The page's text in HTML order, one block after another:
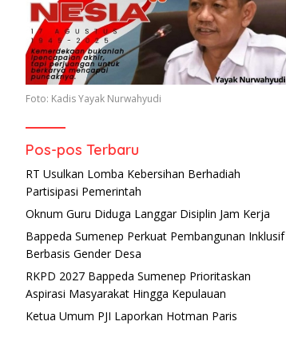
Foto: Kadis Yayak Nurwahyudi
Pos-pos Terbaru
RT Usulkan Lomba Kebersihan Berhadiah
Partisipasi Pemerintah
Oknum Guru Diduga Langgar Disiplin Jam Kerja
Bappeda Sumenep Perkuat Pembangunan Inklusif
Berbasis Gender Desa
RKPD 2027 Bappeda Sumenep Prioritaskan
Aspirasi Masyarakat Hingga Kepulauan
Ketua Umum PJI Laporkan Hotman Paris